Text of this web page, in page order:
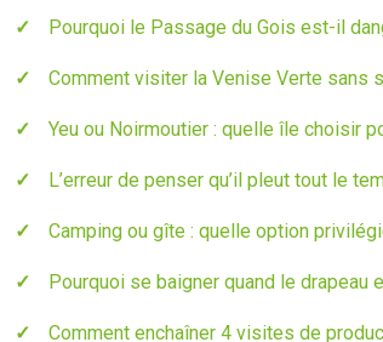
Pourquoi le Passage du Gois est-il
Comment visiter la Venise Verte sans
Yeu ou Noirmoutier : quelle île choisir
L’erreur de penser qu’il pleut tout le
Camping ou gîte : quelle option
Pourquoi se baigner quand le
Comment enchaîner 4 visites de